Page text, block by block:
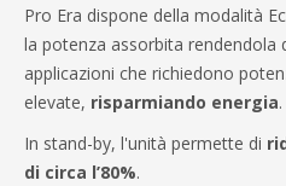
Pro Era dispone della modalità
la potenza assorbita rendendola
applicazioni che richiedono
elevate, risparmiando energia.
In stand-by, l'unità permette di
di circa l’80%.